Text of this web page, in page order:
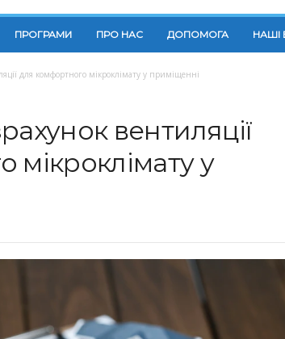
ПРОГРАМИ ПРО НАС ДОПОМОГА НАШІ
для комфортного мікроклімату у приміщенні
вентиляції
мікроклімату у